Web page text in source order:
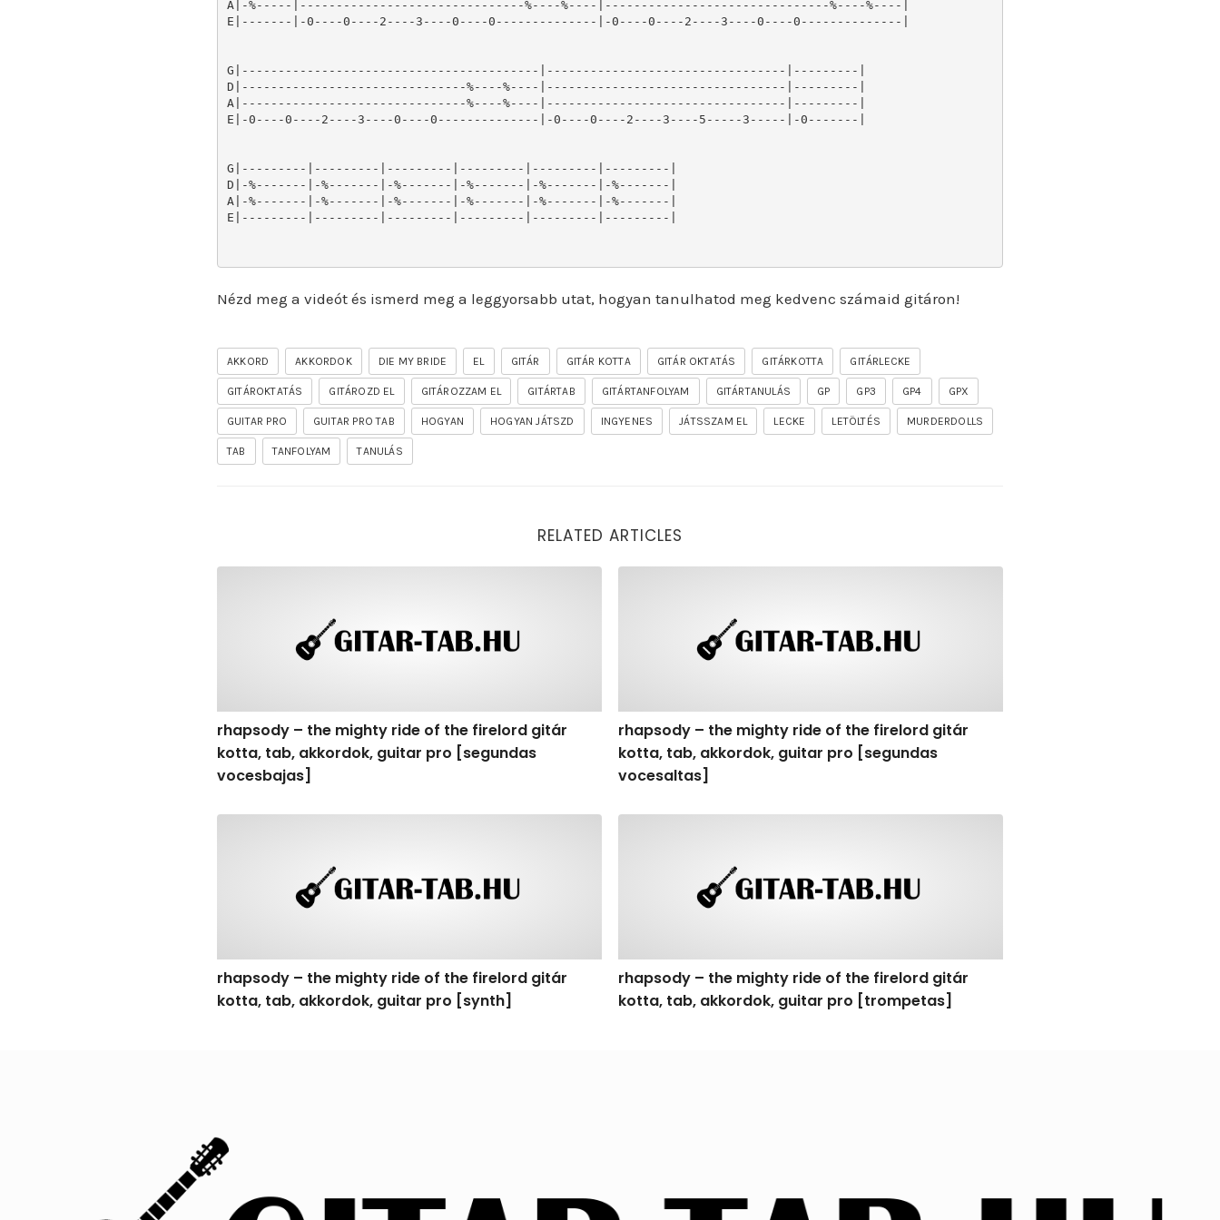
A|-%-----|-------------------------------%----%----|-------------------------------%----%----|
E|-------|-0----0----2----3----0----0--------------|-0----0----2----3----0----0--------------|
G|-----------------------------------------|---------------------------------|---------|
D|-------------------------------%----%----|---------------------------------|---------|
A|-------------------------------%----%----|---------------------------------|---------|
E|-0----0----2----3----0----0--------------|-0----0----2----3----5-----3-----|-0-------|
G|---------|---------|---------|---------|---------|---------|
D|-%-------|-%-------|-%-------|-%-------|-%-------|-%-------|
A|-%-------|-%-------|-%-------|-%-------|-%-------|-%-------|
E|---------|---------|---------|---------|---------|---------|
Nézd meg a videót és ismerd meg a leggyorsabb utat, hogyan tanulhatod meg kedvenc számaid gitáron!
AKKORD AKKORDOK DIE MY BRIDE EL GITÁR GITÁR KOTTA GITÁR OKTATÁS GITÁRKOTTA GITÁRLECKE
GITÁROKTATÁS GITÁROZD EL GITÁROZZAM EL GITÁRTAB GITÁRTANFOLYAM GITÁRTANULÁS GP GP3 GP4 GPX
GUITAR PRO GUITAR PRO TAB HOGYAN HOGYAN JÁTSZD INGYENES JÁTSSZAM EL LECKE LETÖLTÉS MURDERDOLLS
TAB TANFOLYAM TANULÁS
RELATED ARTICLES
rhapsody – the mighty ride of the firelord gitár
kotta, tab, akkordok, guitar pro [segundas
vocesbajas]
rhapsody – the mighty ride of the firelord gitár
kotta, tab, akkordok, guitar pro [segundas
vocesaltas]
rhapsody – the mighty ride of the firelord gitár
kotta, tab, akkordok, guitar pro [synth]
rhapsody – the mighty ride of the firelord gitár
kotta, tab, akkordok, guitar pro [trompetas]